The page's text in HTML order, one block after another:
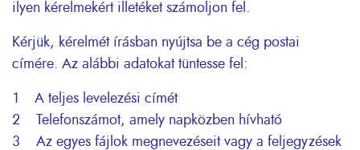
ilyen kérelmekért illetéket számoljon fel.
Kérjük, kérelmét írásban nyújtsa be a cég postai
címére. Az alábbi adatokat tüntesse fel:
1 A teljes levelezési címét
2 Telefonszámot, amely napközben hívható
3 Az egyes fájlok megnevezéseit vagy a feljegyzések